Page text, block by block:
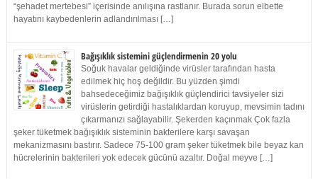
“şehadet mertebesi” içerisinde anılışına rastlanır. Burada sorun elbette
hayatını kaybedenlerin adlandırılması […]
Bağışıklık sistemini güçlendirmenin 20 yolu
Soğuk havalar geldiğinde virüsler tarafından hasta
edilmek hiç hoş değildir. Bu yüzden şimdi
bahsedeceğimiz bağışıklık güçlendirici tavsiyeler sizi
virüslerin getirdiği hastalıklardan koruyup, mevsimin tadını
çıkarmanızı sağlayabilir. Şekerden kaçınmak Çok fazla
şeker tüketmek bağışıklık sisteminin bakterilere karşı savaşan
mekanizmasını bastırır. Sadece 75-100 gram şeker tüketmek bile beyaz kan
hücrelerinin bakterileri yok edecek gücünü azaltır. Doğal meyve […]